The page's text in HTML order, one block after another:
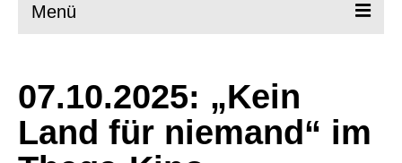
Menü
Wer, wie, was?
OMAS in Aktion
07.10.2025: „Kein
Land für niemand“ im